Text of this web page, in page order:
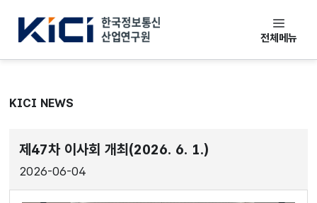
한국정보통신산업연구원
전체메뉴
KICI NEWS
제47차 이사회 개최(2026. 6. 1.)
2026-06-04